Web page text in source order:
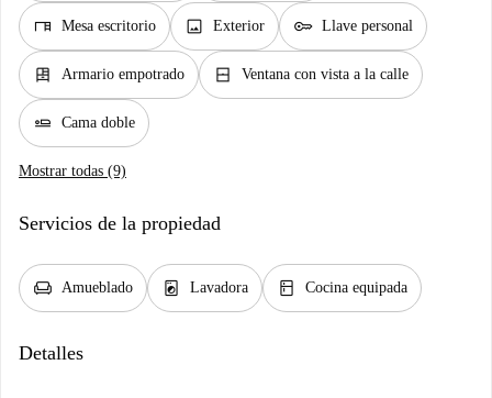
desk Mesa escritorio image Exterior key Llave personal
dresser Armario empotrado window_closed Ventana con vista a la calle
airline_seat_flat Cama doble
Mostrar todas (9)
Servicios de la propiedad
chair Amueblado local_laundry_service Lavadora kitchen Cocina equipada
Detalles